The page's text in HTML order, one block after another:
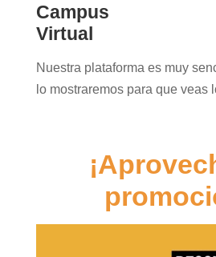
Campus
Virtual
Nuestra plataforma es muy
lo mostraremos para que veas